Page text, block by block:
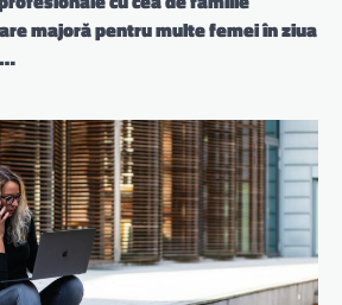
majoră pentru multe femei în ziua